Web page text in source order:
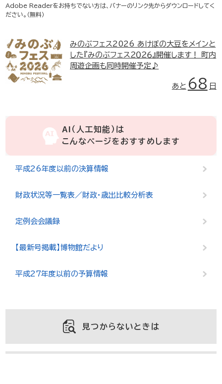
Adobe Readerをお持ちでない方は、バナーのリンク先からダウンロードしてく
ださい。（無料）
みのぶフェス2026 あけぼの大豆をメインと
した『みのぶフェス２０２６』開催します！ 町内
周遊企画も同時開催予定♪
あと 68 日
AI（人工知能）は
こんなページをおすすめします
平成26年度以前の決算情報
財政状況等一覧表／財政・歳出比較分析表
定例会会議録
【最新号掲載】博物館だより
平成27年度以前の予算情報
見つからないときは